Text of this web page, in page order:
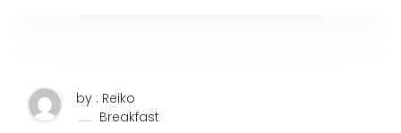
by : Reiko
Breakfast